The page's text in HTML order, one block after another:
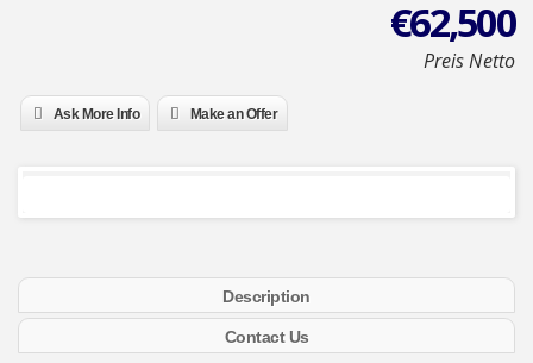
€62,500
Preis Netto
Ask More Info Make an Offer
Description
Contact Us